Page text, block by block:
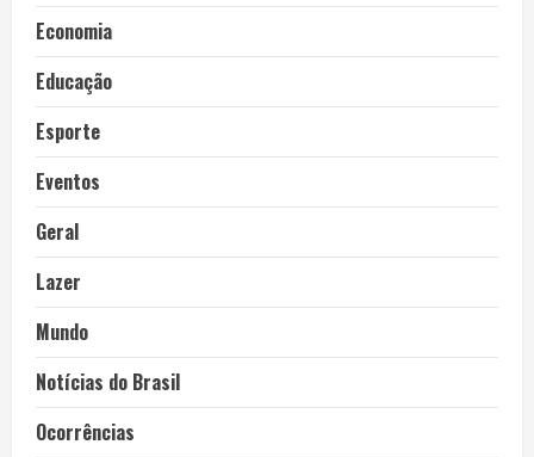
Economia
Educação
Esporte
Eventos
Geral
Lazer
Mundo
Notícias do Brasil
Ocorrências